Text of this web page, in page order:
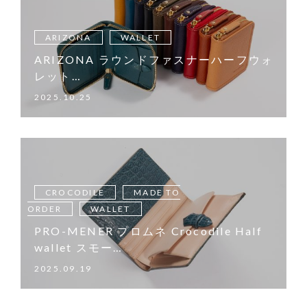
ARIZONA WALLET
ARIZONA ラウンドファスナーハーフウォ
レット…
2025.10.25
CROCODILE
MADE TO
ORDER
WALLET
PRO-MENER プロムネ Crocodile Half
wallet スモー…
2025.09.19